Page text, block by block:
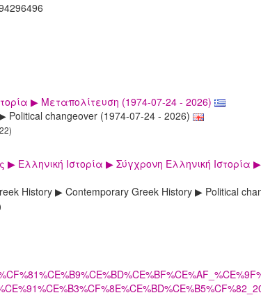
▶ Μεταπολίτευση (1974-07-24 - 2026)
Political changeover (1974-07-24 - 2026)
▶ Ελληνική Ιστορία ▶ Σύγχρονη Ελληνική
History ▶ Contemporary Greek History ▶ Political